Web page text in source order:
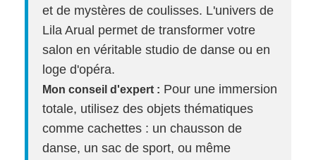
et de mystères de coulisses. L'univers de
Lila Arual permet de transformer votre
salon en véritable studio de danse ou en
loge d'opéra.
Mon conseil d'expert : Pour une immersion
totale, utilisez des objets thématiques
comme cachettes : un chausson de
danse, un sac de sport, ou même